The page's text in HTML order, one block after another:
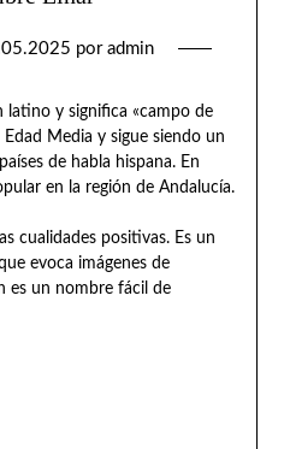
por admin
latino y significa «campo de
Media y sigue siendo un
de habla hispana. En
en la región de Andalucía.
cualidades positivas. Es un
evoca imágenes de
es un nombre fácil de